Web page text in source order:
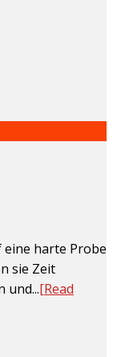
eine harte Probe
sie Zeit
und...[Read